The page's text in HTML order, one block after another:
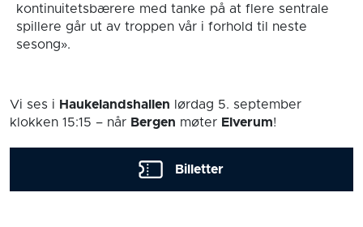
kontinuitetsbærere med tanke på at flere sentrale
spillere går ut av troppen vår i forhold til neste
sesong».
Vi ses i Haukelandshallen lørdag 5. september
klokken 15:15 – når Bergen møter Elverum!
Billetter